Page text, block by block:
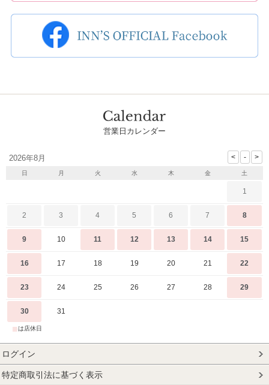
営業日カレンダー
2026年8月
日 月 火 水 木 金 土
1
2 3 4 5 6 7 8
9 10 11 12 13 14 15
16 17 18 19 20 21 22
23 24 25 26 27 28 29
30 31
■は店休日
ログイン
特定商取引法に基づく表示